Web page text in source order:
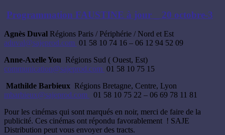
Programmation FAUSTINE à jour _ 20 octobre-3
Agnès Duval Régions Paris / Périphérie / Nord et Est
aduval@sajeprod.com 01 58 10 74 16 – 06 12 94 52 09
Anne-Axelle You Régions Sud ( Ouest, Est)
communication@sajeprod.com 01 58 10 75 15
Mathilde Barbieux Régions Bretagne, Centre, Lyon
mbarbieux@sajeprod.com
01 58 10 75 22 – 06 69 78 11 81
Pour les cinémas qui sont marqués en noir, merci de faire de la
publicité. Ces cinémas ont répondu favorablement ! SAJE
Distribution peut vous envoyer des tracts.